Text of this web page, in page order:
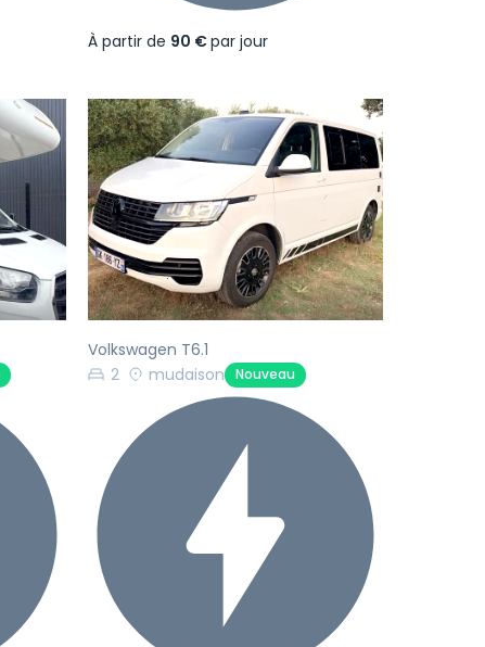
À partir de 90 €par jour
Suivant Précédent Suivant
Volkswagen T6.1
2
mudaison Nouveau